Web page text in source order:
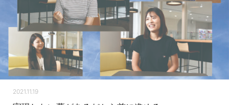
2021.11.19